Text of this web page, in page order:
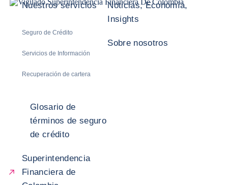
Nuestros servicios
Seguro de Crédito
Servicios de Información
Recuperación de cartera
Noticias, Economía,
Insights
Sobre nosotros
Glosario de
términos de seguro
de crédito
Superintendencia
Financiera de